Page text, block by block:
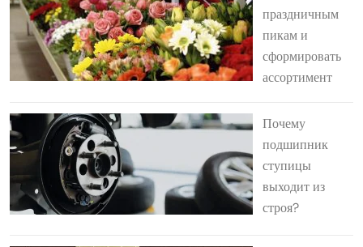
праздничным
пикам и
сформировать
ассортимент
Почему
подшипник
ступицы
выходит из
строя?